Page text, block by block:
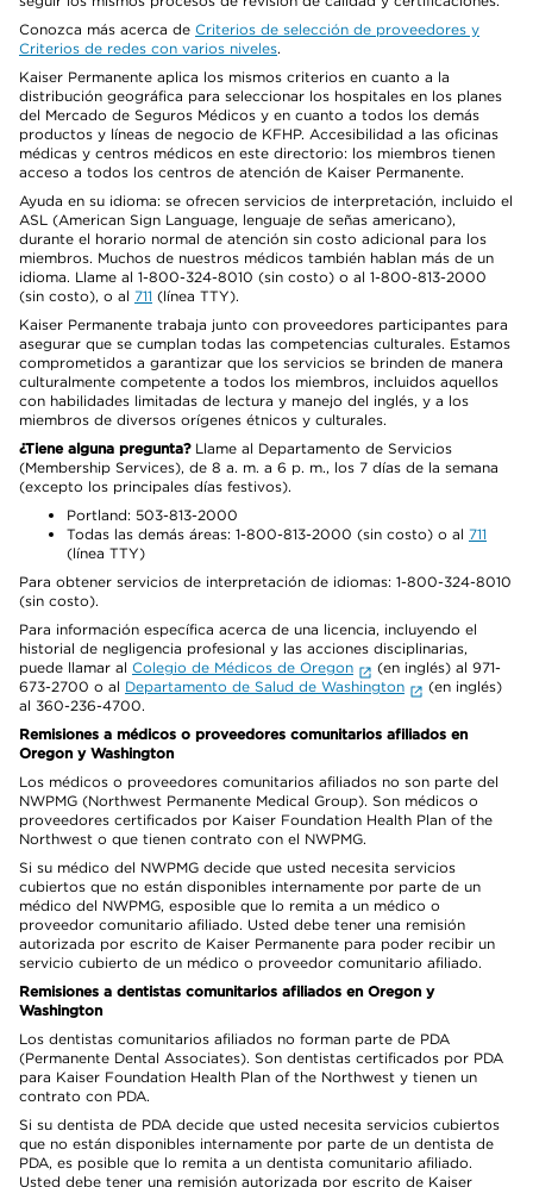
Conozca más acerca de Criterios de selección de proveedores y
Criterios de redes con varios niveles.
Kaiser Permanente aplica los mismos criterios en cuanto a la
distribución geográfica para seleccionar los hospitales en los planes
del Mercado de Seguros Médicos y en cuanto a todos los demás
productos y líneas de negocio de KFHP. Accesibilidad a las oficinas
médicas y centros médicos en este directorio: los miembros tienen
acceso a todos los centros de atención de Kaiser Permanente.
Ayuda en su idioma: se ofrecen servicios de interpretación, incluido el
ASL (American Sign Language, lenguaje de señas americano),
durante el horario normal de atención sin costo adicional para los
miembros. Muchos de nuestros médicos también hablan más de un
idioma. Llame al 1-800-324-8010 (sin costo) o al 1-800-813-2000
(sin costo), o al 711 (línea TTY).
Kaiser Permanente trabaja junto con proveedores participantes para
asegurar que se cumplan todas las competencias culturales. Estamos
comprometidos a garantizar que los servicios se brinden de manera
culturalmente competente a todos los miembros, incluidos aquellos
con habilidades limitadas de lectura y manejo del inglés, y a los
miembros de diversos orígenes étnicos y culturales.
¿Tiene alguna pregunta?Llame al Departamento de Servicios
(Membership Services), de 8 a. m. a 6 p. m., los 7 días de la semana
(excepto los principales días festivos).
Portland: 503-813-2000
Todas las demás áreas: 1-800-813-2000 (sin costo) o al 711
(línea TTY)
Para obtener servicios de interpretación de idiomas: 1-800-324-8010
(sin costo).
Para información específica acerca de una licencia, incluyendo el
historial de negligencia profesional y las acciones disciplinarias,
puede llamar al Colegio de Médicos de Oregon
(en inglés) al 971-
673-2700 o al Departamento de Salud de Washington
(en inglés)
al 360-236-4700.
Remisiones a médicos o proveedores comunitarios afiliados en
Oregon y Washington
Los médicos o proveedores comunitarios afiliados no son parte del
NWPMG (Northwest Permanente Medical Group). Son médicos o
proveedores certificados por Kaiser Foundation Health Plan of the
Northwest o que tienen contrato con el NWPMG.
Si su médico del NWPMG decide que usted necesita servicios
cubiertos que no están disponibles internamente por parte de un
médico del NWPMG, esposible que lo remita a un médico o
proveedor comunitario afiliado. Usted debe tener una remisión
autorizada por escrito de Kaiser Permanente para poder recibir un
servicio cubierto de un médico o proveedor comunitario afiliado.
Remisiones a dentistas comunitarios afiliados en Oregon y
Washington
Los dentistas comunitarios afiliados no forman parte de PDA
(Permanente Dental Associates). Son dentistas certificados por PDA
para Kaiser Foundation Health Plan of the Northwest y tienen un
contrato con PDA.
Si su dentista de PDA decide que usted necesita servicios cubiertos
que no están disponibles internamente por parte de un dentista de
PDA, es posible que lo remita a un dentista comunitario afiliado.
Usted debe tener una remisión autorizada por escrito de Kaiser